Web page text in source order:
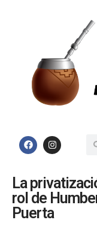
La
rol de
Puerta